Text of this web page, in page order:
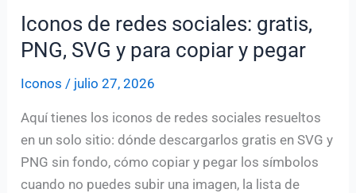
Iconos de redes sociales: gratis,
PNG, SVG y para copiar y pegar
Iconos / julio 27, 2026
Aquí tienes los iconos de redes sociales resueltos
en un solo sitio: dónde descargarlos gratis en SVG y
PNG sin fondo, cómo copiar y pegar los símbolos
cuando no puedes subir una imagen, la lista de